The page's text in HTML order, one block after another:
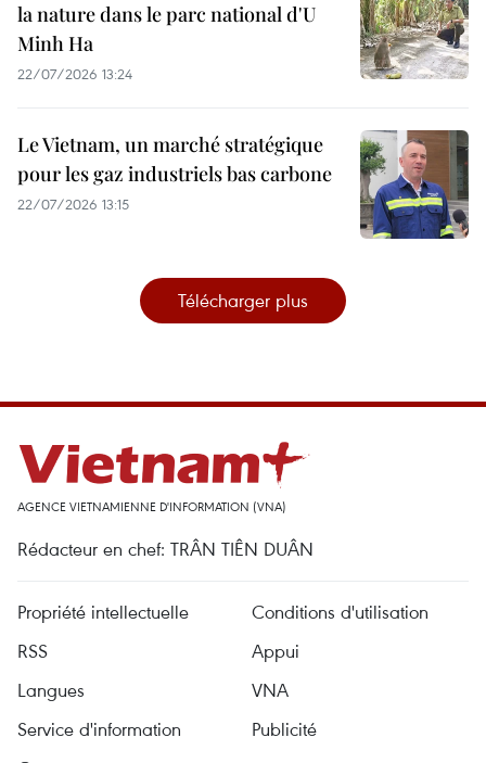
la nature dans le parc national d'U
Minh Ha
22/07/2026 13:24
Le Vietnam, un marché stratégique
pour les gaz industriels bas carbone
22/07/2026 13:15
Télécharger plus
AGENCE VIETNAMIENNE D'INFORMATION (VNA)
Rédacteur en chef: TRÂN TIÊN DUÂN
Propriété intellectuelle
Conditions d'utilisation
RSS
Appui
Langues
VNA
Service d'information
Publicité